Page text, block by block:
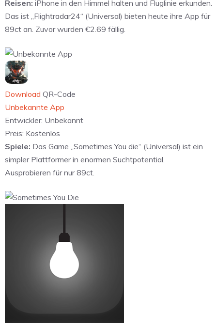
Reisen: iPhone in den Himmel halten und Fluglinie erkunden.
Das ist „Flightradar24“ (Universal) bieten heute ihre App für
89ct an. Zuvor wurden €2.69 fällig.
Download QR-Code
Unbekannte App
Entwickler: Unbekannt
Preis: Kostenlos
Spiele: Das Game „Sometimes You die“ (Universal) ist ein
simpler Plattformer in enormen Suchtpotential.
Ausprobieren für nur 89ct.